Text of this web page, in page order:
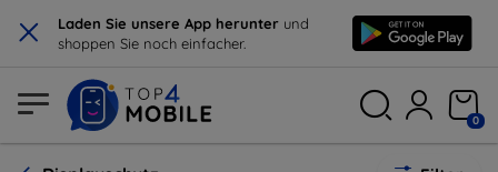
× Laden Sie unsere App herunter und
shoppen Sie noch einfacher.
0